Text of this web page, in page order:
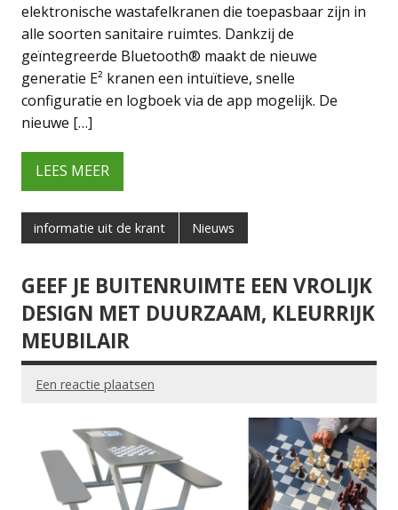
elektronische wastafelkranen die toepasbaar zijn in
alle soorten sanitaire ruimtes. Dankzij de
geïntegreerde Bluetooth® maakt de nieuwe
generatie E² kranen een intuïtieve, snelle
configuratie en logboek via de app mogelijk. De
nieuwe […]
LEES MEER
informatie uit de krant Nieuws
GEEF JE BUITENRUIMTE EEN VROLIJK
DESIGN MET DUURZAAM, KLEURRIJK
MEUBILAIR
Een reactie plaatsen